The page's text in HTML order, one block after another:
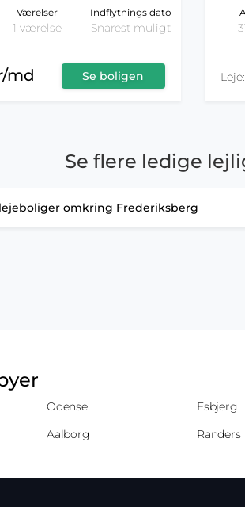
Værelser
1 værelse
Indflytnings dato
Snarest muligt
md Se boligen Leje:
Se flere ledige
omkring Frederiksberg
Odense Esbjerg
Aalborg Randers